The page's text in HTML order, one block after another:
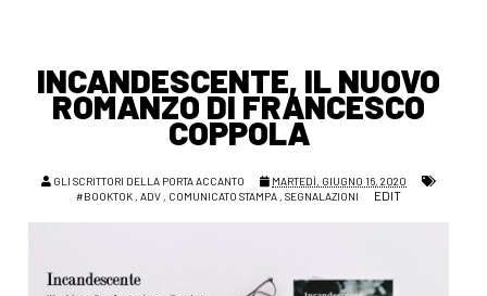
INCANDESCENTE, IL NUOVO
ROMANZO DI FRANCESCO
COPPOLA
GLI SCRITTORI DELLA PORTA ACCANTO
MARTEDÌ, GIUGNO 16, 2020
#BOOKTOK ,ADV , COMUNICATO STAMPA ,SEGNALAZIONI EDIT